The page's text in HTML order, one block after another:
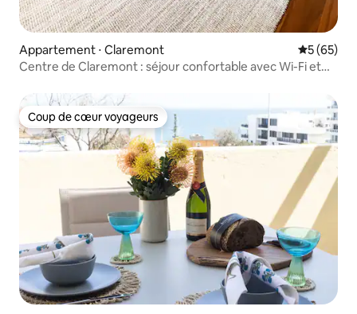
Appartement ⋅ Claremont
5 (65)
Centre de Claremont : séjour confortable avec Wi-Fi et
Coup de cœur voyageurs
Coup de cœur voyageurs